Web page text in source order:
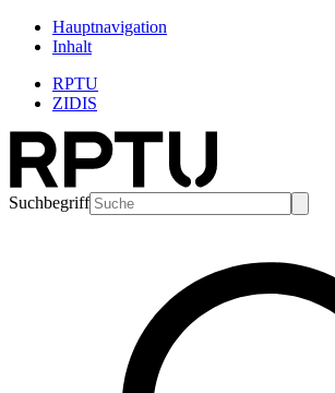
Hauptnavigation
Inhalt
RPTU
ZIDIS
Suchbegriff